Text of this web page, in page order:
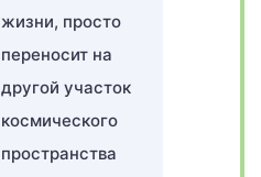
жизни, просто
переносит на
другой участок
космического
пространства